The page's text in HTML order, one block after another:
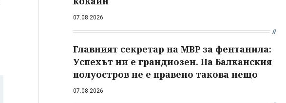
07.08.2026
Главният секретар на МВР за фентанила:
Успехът ни е грандиозен. На Балканския
полуостров не е правено такова нещо
07.08.2026